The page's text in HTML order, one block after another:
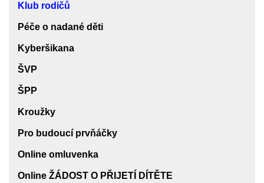
Klub rodičů
Péče o nadané děti
Kyberšikana
ŠVP
ŠPP
Kroužky
Pro budoucí prvňáčky
Online omluvenka
Online ŽÁDOST O PŘIJETÍ DÍTĚTE